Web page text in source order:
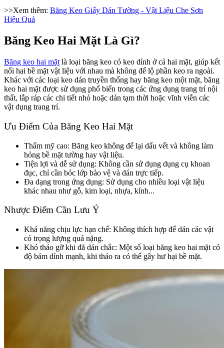
>>Xem thêm: Băng Keo Giấy Dán Tường - Vật Liệu Che Sơn
Hiệu Quả
Băng Keo Hai Mặt Là Gì?
Băng keo hai mặt là loại băng keo có keo dính ở cả hai mặt, giúp kết
nối hai bề mặt vật liệu với nhau mà không để lộ phần keo ra ngoài.
Khác với các loại keo dán truyền thống hay băng keo một mặt, băng
keo hai mặt được sử dụng phổ biến trong các ứng dụng trang trí nội
thất, lắp ráp các chi tiết nhỏ hoặc dán tạm thời hoặc vĩnh viễn các
vật dụng trang trí.
Ưu Điểm Của Băng Keo Hai Mặt
Thẩm mỹ cao: Băng keo không để lại dấu vết và không làm
hỏng bề mặt tường hay vật liệu.
Tiện lợi và dễ sử dụng: Không cần sử dụng dụng cụ khoan
đục, chỉ cần bóc lớp bảo vệ và dán trực tiếp.
Đa dạng trong ứng dụng: Sử dụng cho nhiều loại vật liệu
khác nhau như gỗ, kim loại, nhựa, kính...
Nhược Điểm Cần Lưu Ý
Khả năng chịu lực hạn chế: Không thích hợp để dán các vật
có trọng lượng quá nặng.
Khó tháo gỡ khi đã dán chắc: Một số loại băng keo hai mặt có
độ bám dính mạnh, khi tháo ra có thể gây hư hại bề mặt.